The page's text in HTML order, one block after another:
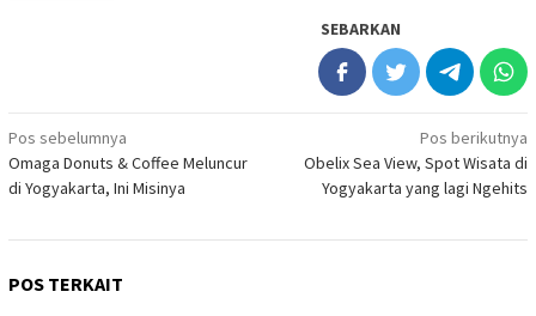
SEBARKAN
Navigasi
pos
Pos sebelumnya
Omaga Donuts & Coffee Meluncur
di Yogyakarta, Ini Misinya
Pos berikutnya
Obelix Sea View, Spot Wisata di
Yogyakarta yang lagi Ngehits
POS TERKAIT